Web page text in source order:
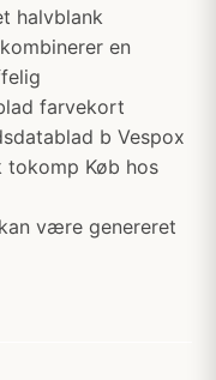
halvblank
en
farvekort
b Vespox
tokomp Køb hos
være genereret